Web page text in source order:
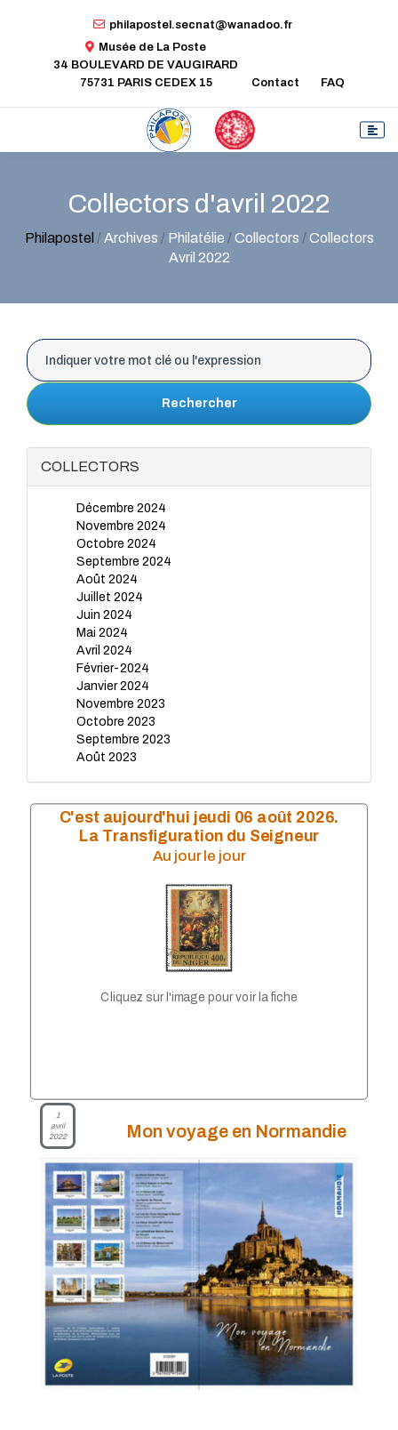
philapostel.secnat@wanadoo.fr
Musée de La Poste
34 BOULEVARD DE VAUGIRARD
75731 PARIS CEDEX 15
Contact FAQ
Collectors d'avril 2022
Philapostel /Archives / Philatélie /Collectors /Collectors
Avril 2022
Rechercher
COLLECTORS
Décembre 2024
Novembre 2024
Octobre 2024
Septembre 2024
Août 2024
Juillet 2024
Juin 2024
Mai 2024
Avril 2024
Février-2024
Janvier 2024
Novembre 2023
Octobre 2023
Septembre 2023
Août 2023
Mai 2023
Avril 2023
Septembre 2022
Mai 2022
Avril 2022
Septembre 2021
Juillet 2021
Mai 2021
Avril 2021
Mars 2021
Février 2021
Janvier 2021
Novembre 2020
Octobre 2020
Septembre 2020
Août 2020
Juillet 2020
Juin 2020
C'est aujourd'hui jeudi 06 août 2026.
La Transfiguration du Seigneur
Au jour le jour
Cliquez sur l'image pour voir la fiche
1
avril
2022
Mon voyage en Normandie